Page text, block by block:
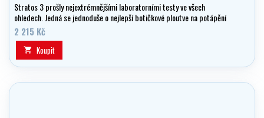
Stratos 3 prošly nejextrémnějšími laboratorními testy ve všech
ohledech. Jedná se jednoduše o nejlepší botičkové ploutve na potápění
/ šnorchlování.
2 215 Kč
 Koupit